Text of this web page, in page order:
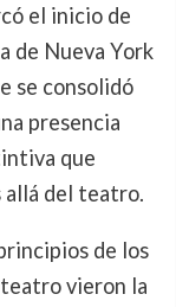
el inicio de
de Nueva York
se consolidó
presencia
que
allá del teatro.
de los
vieron la